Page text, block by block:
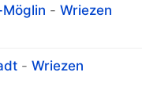
- Wriezen
- Wriezen